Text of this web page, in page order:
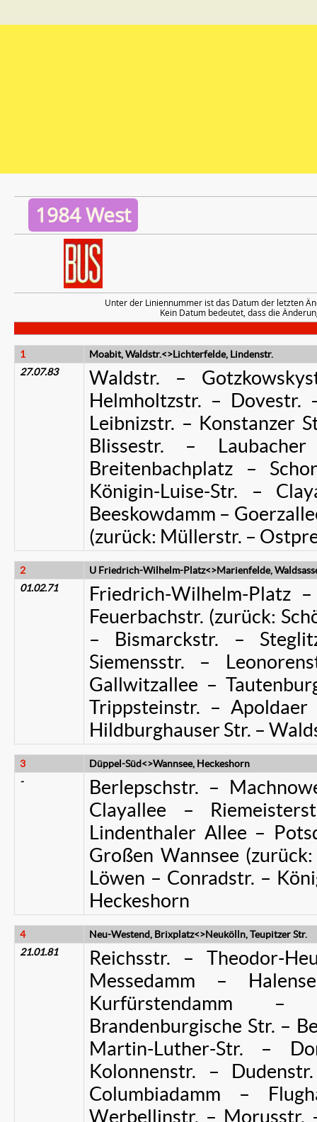
1984 West
Unter der Liniennummer ist das Datum der letzten
Kein Datum bedeutet, dass die
1
Moabit, Waldstr.<>Lichterfelde, Lindenstr.
27.07.83
Waldstr. –
Helmholtzstr. – Dovestr.
Leibnizstr. – Konstanzer
Blissestr. –
Breitenbachplatz –
Königin-Luise-Str. –
Beeskowdamm –
(zurück: Müllerstr. –
2
U Friedrich-Wilhelm-Platz<>Marienfelde,
01.02.71
Friedrich-Wilhelm-Platz
Feuerbachstr. (zurück:
– Bismarckstr. –
Siemensstr. –
Gallwitzallee –
Trippsteinstr. –
Hildburghauser Str. –
3
Düppel-Süd<>Wannsee, Heckeshorn
-
Berlepschstr. –
Clayallee –
Lindenthaler Allee –
Großen Wannsee
Löwen – Conradstr. –
Heckeshorn
4
Neu-Westend, Brixplatz<>Neukölln, Teupitzer Str.
21.01.81
Reichsstr. – Theodor-
Messedamm –
Kurfürstendamm
Brandenburgische Str. –
Martin-Luther-Str. –
Kolonnenstr. –
Columbiadamm –
Werbellinstr. – Morusstr.